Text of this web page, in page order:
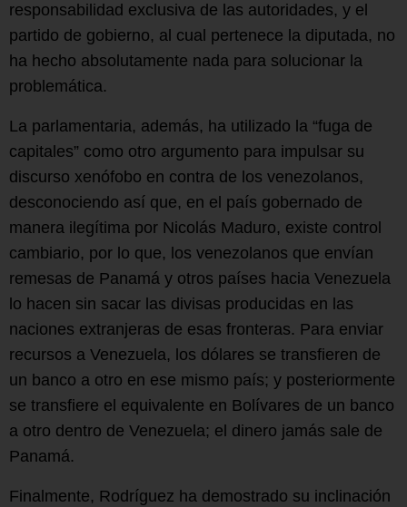
responsabilidad exclusiva de las autoridades, y el
partido de gobierno, al cual pertenece la diputada, no
ha hecho absolutamente nada para solucionar la
problemática.
La parlamentaria, además, ha utilizado la “fuga de
capitales” como otro argumento para impulsar su
discurso xenófobo en contra de los venezolanos,
desconociendo así que, en el país gobernado de
manera ilegítima por Nicolás Maduro, existe control
cambiario, por lo que, los venezolanos que envían
remesas de Panamá y otros países hacia Venezuela
lo hacen sin sacar las divisas producidas en las
naciones extranjeras de esas fronteras. Para enviar
recursos a Venezuela, los dólares se transfieren de
un banco a otro en ese mismo país; y posteriormente
se transfiere el equivalente en Bolívares de un banco
a otro dentro de Venezuela; el dinero jamás sale de
Panamá.
Finalmente, Rodríguez ha demostrado su inclinación